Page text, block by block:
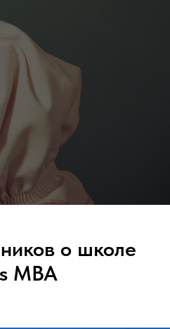
о школе
MBA